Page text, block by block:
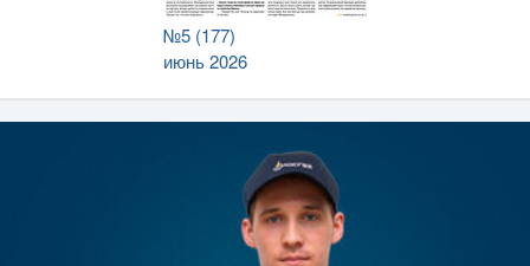
№5 (177)
июнь 2026